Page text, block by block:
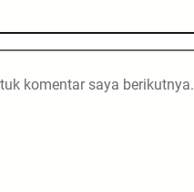
komentar saya berikutnya.